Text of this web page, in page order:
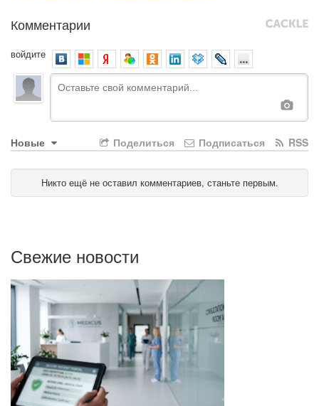
Комментарии
войдите
Новые RSS
Подписаться
Поделиться
Никто ещё не оставил комментариев, станьте первым.
Свежие новости